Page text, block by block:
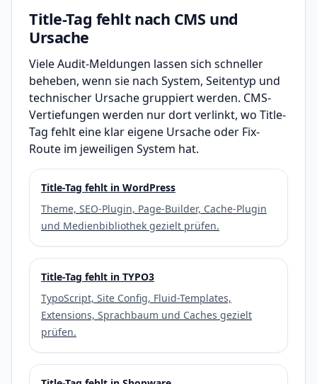
Title-Tag fehlt nach CMS und
Ursache
Viele Audit-Meldungen lassen sich schneller
beheben, wenn sie nach System, Seitentyp und
technischer Ursache gruppiert werden. CMS-
Vertiefungen werden nur dort verlinkt, wo Title-
Tag fehlt eine klar eigene Ursache oder Fix-
Route im jeweiligen System hat.
Title-Tag fehlt in WordPress
Theme, SEO-Plugin, Page-Builder, Cache-Plugin
und Medienbibliothek gezielt prüfen.
Title-Tag fehlt in TYPO3
TypoScript, Site Config, Fluid-Templates,
Extensions, Sprachbaum und Caches gezielt
prüfen.